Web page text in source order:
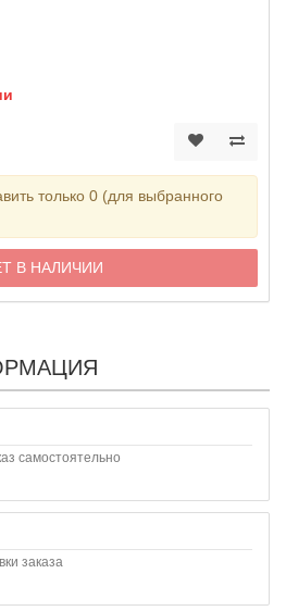
только 0 (для выбранного
В НАЛИЧИИ
самостоятельно
заказа